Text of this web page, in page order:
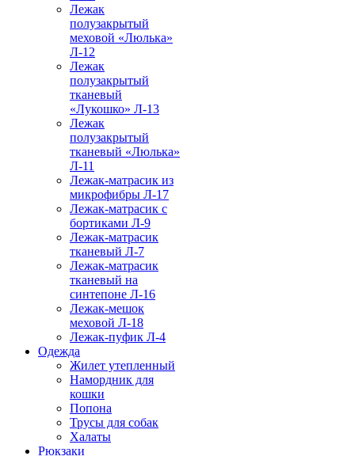
Лежак
полузакрытый
меховой «Люлька»
Л-12
Лежак
полузакрытый
тканевый
«Лукошко» Л-13
Лежак
полузакрытый
тканевый «Люлька»
Л-11
Лежак-матрасик из
микрофибры Л-17
Лежак-матрасик с
бортиками Л-9
Лежак-матрасик
тканевый Л-7
Лежак-матрасик
тканевый на
синтепоне Л-16
Лежак-мешок
меховой Л-18
Лежак-пуфик Л-4
Одежда
Жилет утепленный
Намордник для
кошки
Попона
Трусы для собак
Халаты
Рюкзаки